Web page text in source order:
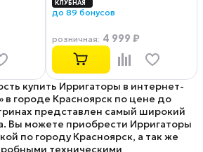
до 89 бонусов
розничная: 4 999 ₽
купить Ирригаторы в интернет-
в городе Красноярск по цене до
представлен самый широкий
Вы можете приобрести Ирригаторы
по городу Красноярск, а так же
техническими